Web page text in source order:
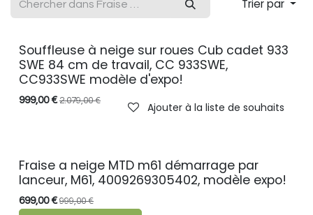
Trier par
PROMO
Souffleuse à neige sur roues Cub cadet 933
SWE 84 cm de travail, CC 933SWE,
CC933SWE modèle d'expo!
999,00€ 2.079,00€ Ajouter à la liste de souhaits
PROMO
Fraise a neige MTD m61 démarrage par
lanceur, M61, 4009269305402, modèle expo!
699,00€ 999,00€